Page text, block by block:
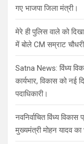
गए भाजपा जिला मंत्री।
मेरे ही पुलिस वाले को
में बोले CM सम्राट
Satna News: विंध्य
कार्यभार, विकास को
पदाधिकारी।
नवनिर्वाचित विंध्य
मुख्यमंत्री मोहन यादव का